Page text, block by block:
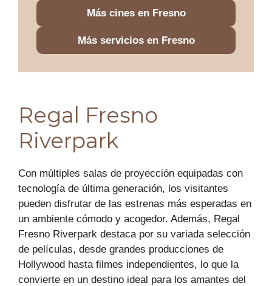
Más cines en Fresno
Más servicios en Fresno
Regal Fresno
Riverpark
Con múltiples salas de proyección equipadas con
tecnología de última generación, los visitantes
pueden disfrutar de las estrenas más esperadas en
un ambiente cómodo y acogedor. Además, Regal
Fresno Riverpark destaca por su variada selección
de películas, desde grandes producciones de
Hollywood hasta filmes independientes, lo que la
convierte en un destino ideal para los amantes del